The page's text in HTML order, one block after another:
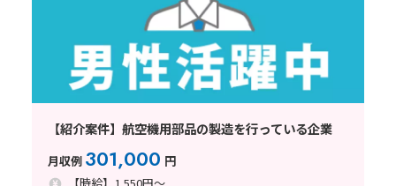
【紹介案件】航空機用部品の製造を行っている企業
月収例 301,000 円